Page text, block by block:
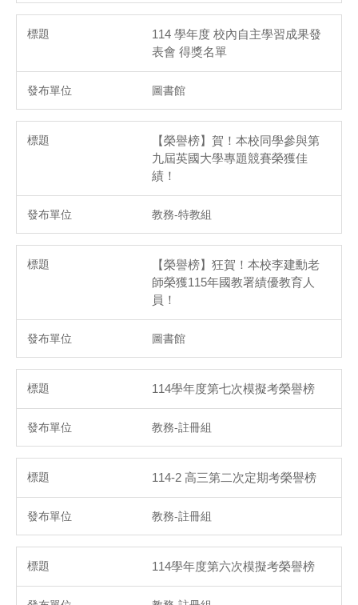
114 學年度 校內自主學習成果發
表會 得獎名單
圖書館
【榮譽榜】賀！本校同學參與第
九屆英國大學專題競賽榮獲佳
績！
教務-特教組
【榮譽榜】狂賀！本校李建勳老
師榮獲115年國教署績優教育人
員！
圖書館
114學年度第七次模擬考榮譽榜
教務-註冊組
114-2 高三第二次定期考榮譽榜
教務-註冊組
114學年度第六次模擬考榮譽榜